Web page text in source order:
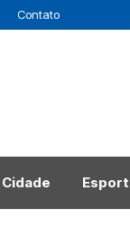
Contato
Cidade